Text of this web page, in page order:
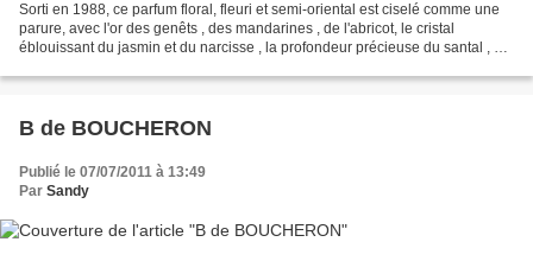
Sorti en 1988, ce parfum floral, fleuri et semi-oriental est ciselé comme une
parure, avec l'or des genêts , des mandarines , de l'abricot, le cristal
éblouissant du jasmin et du narcisse , la profondeur précieuse du santal , de
B de BOUCHERON
Publié le 07/07/2011 à 13:49
Par Sandy